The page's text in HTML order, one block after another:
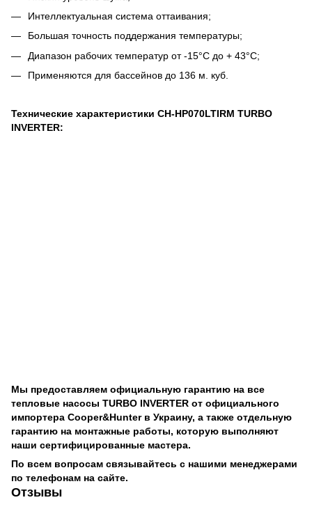
Интеллектуальная система оттаивания;
Большая точность поддержания температуры;
Диапазон рабочих температур от -15°C до + 43°C;
Применяются для бассейнов до 136 м. куб.
Технические характеристики CH-HP070LTIRM TURBO
INVERTER:
Мы предоставляем официальную гарантию на все
тепловые насосы TURBO INVERTER от официального
импортера Cooper&Hunter в Украину, а также отдельную
гарантию на монтажные работы, которую выполняют
наши сертифицированные мастера.
По всем вопросам связывайтесь с нашими менеджерами
по телефонам на сайте.
Отзывы